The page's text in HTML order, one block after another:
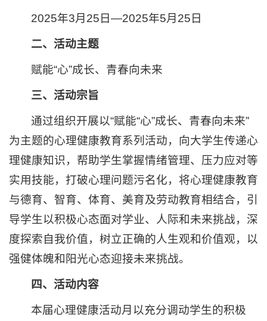
2025年3月25日—2025年5月25日
二、活动主题
赋能“心”成长、青春向未来
三、活动宗旨
通过组织开展以“赋能“心”成长、青春向未来”
为主题的心理健康教育系列活动，向大学生传递心
理健康知识，帮助学生掌握情绪管理、压力应对等
实用技能，打破心理问题污名化，将心理健康教育
与德育、智育、体育、美育及劳动教育相结合，引
导学生以积极心态面对学业、人际和未来挑战，深
度探索自我价值，树立正确的人生观和价值观，以
强健体魄和阳光心态迎接未来挑战。
四、活动内容
本届心理健康活动月以充分调动学生的积极